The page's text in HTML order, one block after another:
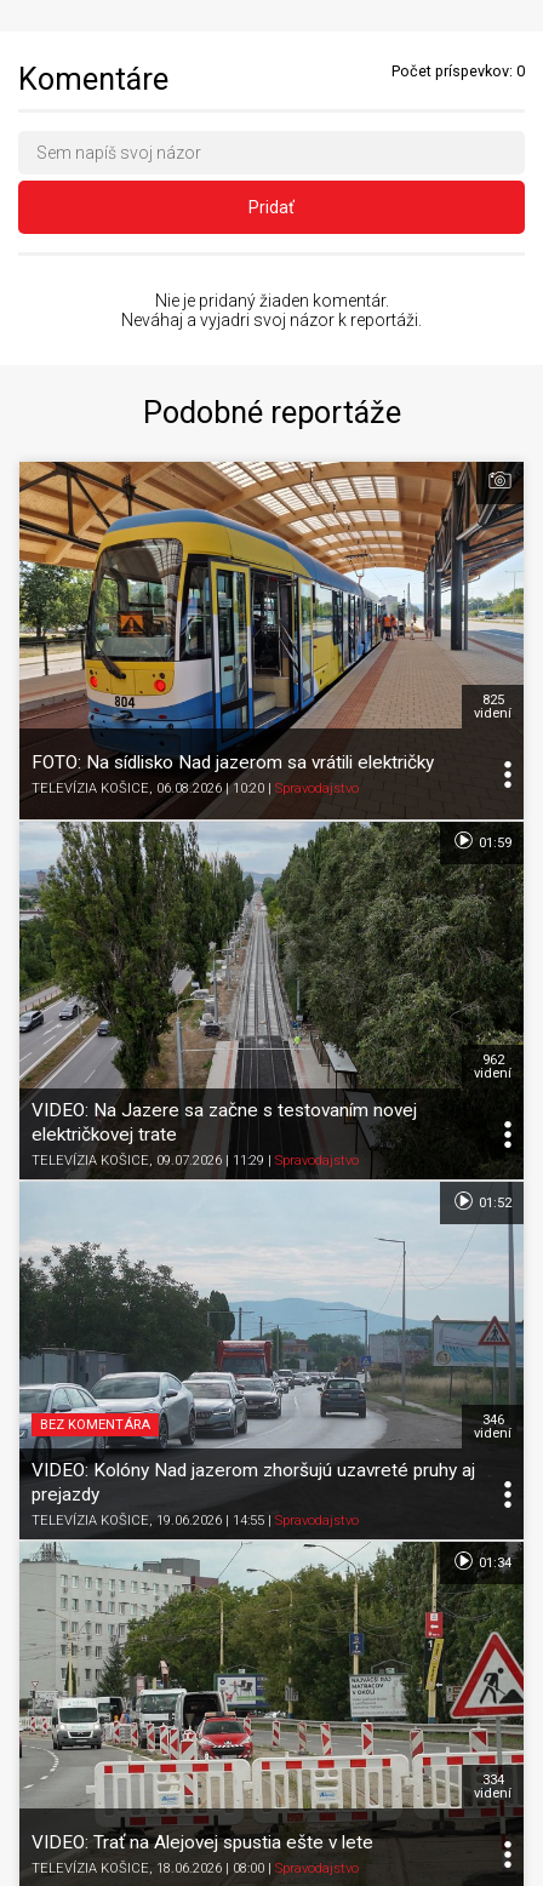
Komentáre Počet príspevkov: 0
Pridať
Nie je pridaný žiaden komentár.
Neváhaj a vyjadri svoj názor k reportáži.
Podobné reportáže
FOTO: Na sídlisko Nad jazerom sa vrátili električky
TELEVÍZIA KOŠICE, 06.08.2026 | 10:20 Spravodajstvo
825
videní
VIDEO: Na Jazere sa začne s testovaním novej
električkovej trate
TELEVÍZIA KOŠICE, 09.07.2026 | 11:29 Spravodajstvo
962
videní
01:59
BEZ KOMENTÁRA
VIDEO: Kolóny Nad jazerom zhoršujú uzavreté pruhy aj
prejazdy
TELEVÍZIA KOŠICE, 19.06.2026 | 14:55 Spravodajstvo
346
videní
01:52
VIDEO: Trať na Alejovej spustia ešte v lete
TELEVÍZIA KOŠICE, 18.06.2026 | 08:00 Spravodajstvo
334
videní
01:34